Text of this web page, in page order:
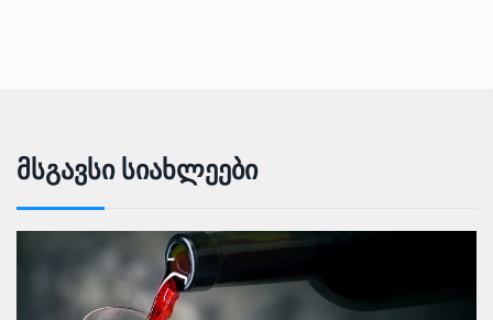
Მსგავსი Სიახლეები